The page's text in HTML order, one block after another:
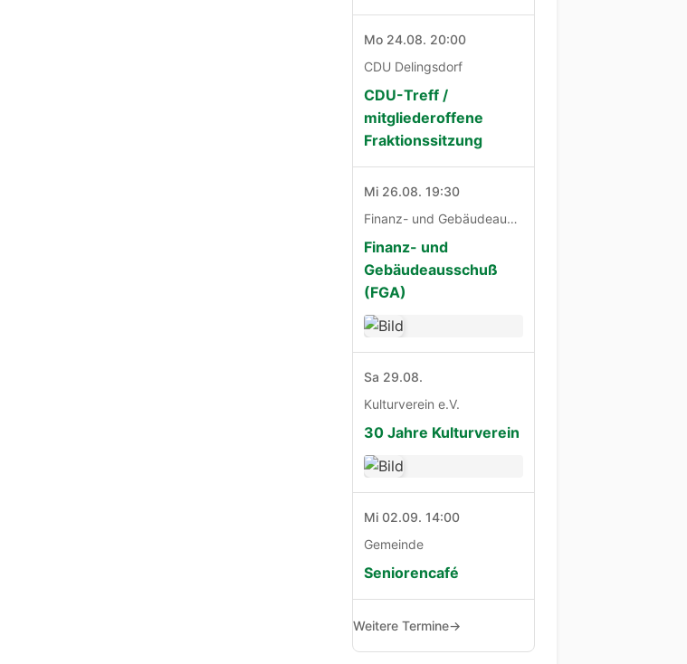
Mo 24.08. 20:00
CDU Delingsdorf
CDU-Treff /
mitgliederoffene
Fraktionssitzung
Mi 26.08. 19:30
Finanz- und Gebäudeausschuß
Finanz- und
Gebäudeausschuß
(FGA)
Sa 29.08.
Kulturverein e.V.
30 Jahre Kulturverein
Mi 02.09. 14:00
Gemeinde
Seniorencafé
Weitere Termine→